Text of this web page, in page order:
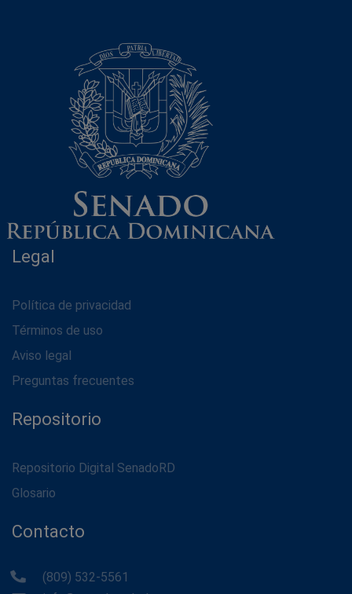
Legal
Política de privacidad
Términos de uso
Aviso legal
Preguntas frecuentes
Repositorio
Repositorio Digital SenadoRD
Glosario
Contacto
(809) 532-5561